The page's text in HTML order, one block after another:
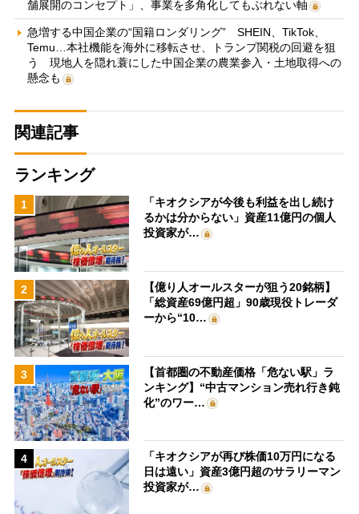
舗展開のコンセプト」、事業を多角化してもぶれない軸
急増する中国企業の“国籍ロンダリング” SHEIN、TikTok、
Temu…本社機能を海外に移転させ、トランプ関税の回避を狙
う 現地人を隠れ蓑にした中国企業の農業参入・土地取得への
懸念も
関連記事
ランキング
1
「キオクシアが今後も利益を出し続け
るかは分からない」資産11億円の個人
投資家が…
2
【億り人オールスターが狙う20銘柄】
「総資産69億円超」90歳現役トレーダ
ーから“10…
3
【首都圏の不動産価格「危ない駅」ラ
ンキング】“中古マンション売れ行き鈍
化”のワー…
4
「キオクシアが再び株価10万円になる
日は遠い」資産3億円超のサラリーマン
投資家が…